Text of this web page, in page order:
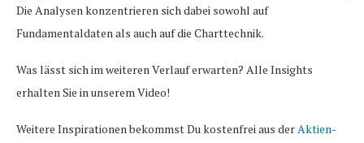
Die Analysen konzentrieren sich dabei sowohl auf
Fundamentaldaten als auch auf die Charttechnik.
Was lässt sich im weiteren Verlauf erwarten? Alle Insights
erhalten Sie in unserem Video!
Weitere Inspirationen bekommst Du kostenfrei aus derAktien-